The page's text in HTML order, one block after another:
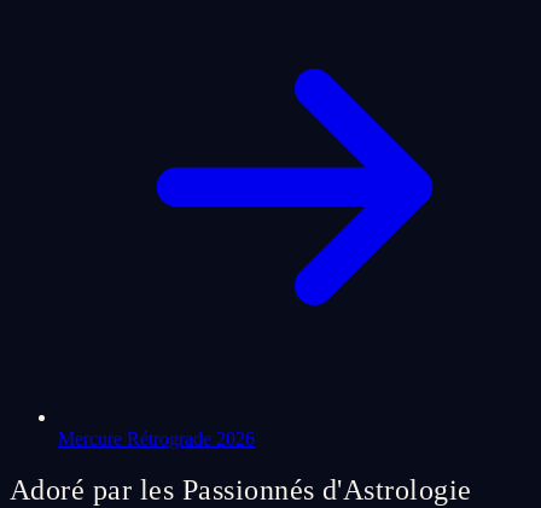
Mercure Rétrograde 2026
Adoré par les Passionnés d'Astrologie